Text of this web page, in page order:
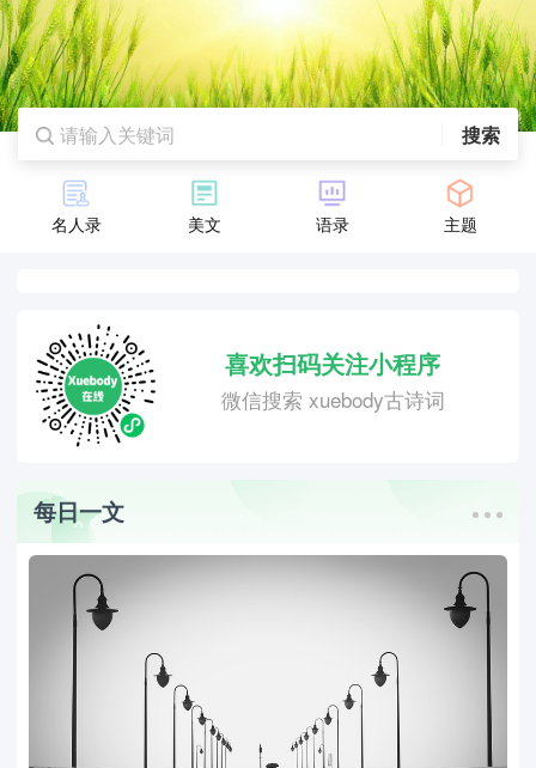
搜索
名人录 美文 语录 主题
喜欢扫码关注小程序
微信搜索 xuebody古诗词
每日一文